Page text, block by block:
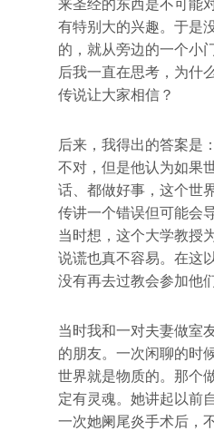
来圣经的东西是不可能
有特别大的兴趣。于是
的，就从旁边的一个小
后我一直在思考，为什
传说让大家相信？
后来，我得出的答案是
不对，但是他认为如果
话、都做好事，这个世
传讲一个错误但可能会
当时想，这个大学教授
说谎也真不容易。在这
没有再去过教会参加他
当时我和一对夫妻做室
的朋友。一次闲聊的时
世界就是物质的。那个
定有灵魂。她讲起以前
一次她阑尾炎手术后，